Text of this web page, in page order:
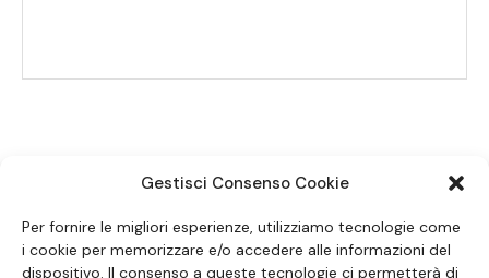
Gestisci Consenso Cookie
Per fornire le migliori esperienze, utilizziamo tecnologie come
i cookie per memorizzare e/o accedere alle informazioni del
dispositivo. Il consenso a queste tecnologie ci permetterà di
SEGUICI SUI SOCIAL